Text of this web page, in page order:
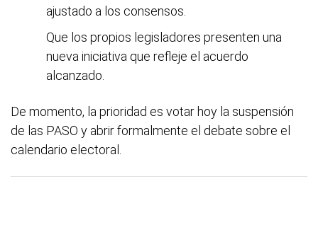
ajustado a los consensos.
Que los propios legisladores presenten una
nueva iniciativa que refleje el acuerdo
alcanzado.
De momento, la prioridad es votar hoy la suspensión
de las PASO y abrir formalmente el debate sobre el
calendario electoral.